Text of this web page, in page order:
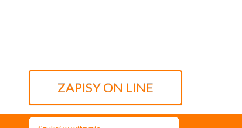
ZAPISY ON LINE
Szukaj...